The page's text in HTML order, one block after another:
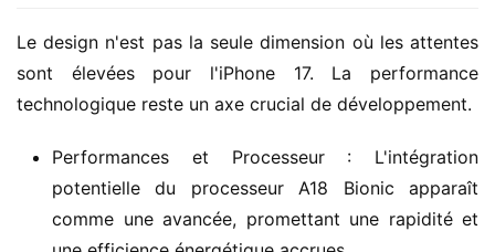
Le design n'est pas la seule dimension où les attentes
sont élevées pour l'iPhone 17. La performance
technologique reste un axe crucial de développement.
Performances et Processeur : L'intégration
potentielle du processeur A18 Bionic apparaît
comme une avancée, promettant une rapidité et